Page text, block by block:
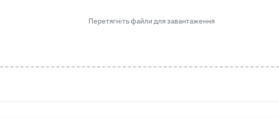
Перетягніть файли для завантаження